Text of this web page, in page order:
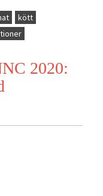
hållbarhet
–
EAT-
kött
2020: